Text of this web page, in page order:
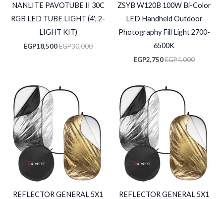
ZSYB W120B 100W Bi-Color
LED Handheld Outdoor
Photography Fill Light 2700-
6500K
EGP4,000
EGP2,750
NANLITE PAVOTUBE II 30C
RGB LED TUBE LIGHT (4′, 2-
LIGHT KIT)
EGP30,000
EGP18,500
REFLECTOR GENERAL 5X1
REFLECTOR GENERAL 5X1